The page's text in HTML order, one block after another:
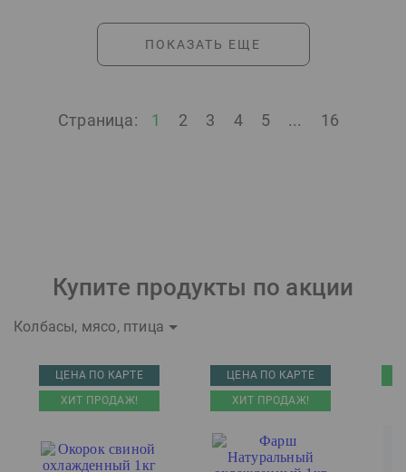
ПОКАЗАТЬ ЕЩЕ
Страница: 1 2 3 4 5 ... 16
Купите продукты по акции
Колбасы, мясо, птица
ЦЕНА ПО КАРТЕ
ХИТ ПРОДАЖ!
ЦЕНА ПО КАРТЕ
ХИТ ПРОДАЖ!